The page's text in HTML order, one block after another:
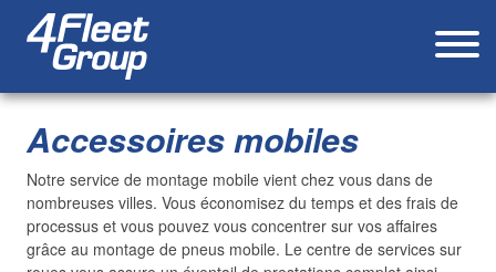
Accessoires mobiles
Notre service de montage mobile vient chez vous dans de
nombreuses villes. Vous économisez du temps et des frais de
processus et vous pouvez vous concentrer sur vos affaires
grâce au montage de pneus mobile. Le centre de services sur